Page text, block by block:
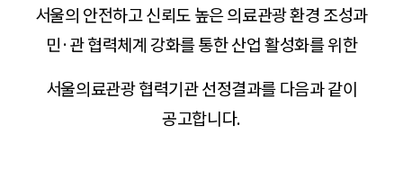
서울의 안전하고 신뢰도 높은 의료관광 환경 조성과
민·관 협력체계 강화를 통한 산업 활성화를 위한
서울의료관광 협력기관 선정결과를 다음과 같이
공고합니다.